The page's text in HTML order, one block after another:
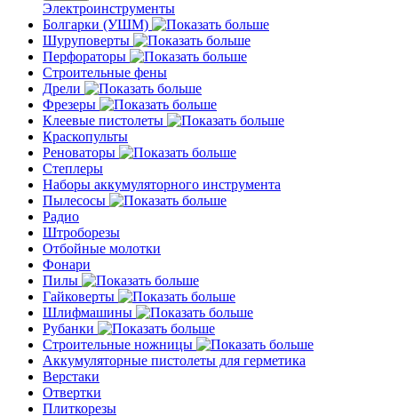
Электроинструменты
Болгарки (УШМ)
Шуруповерты
Перфораторы
Строительные фены
Дрели
Фрезеры
Клеевые пистолеты
Краскопульты
Реноваторы
Степлеры
Наборы аккумуляторного инструмента
Пылесосы
Радио
Штроборезы
Отбойные молотки
Фонари
Пилы
Гайковерты
Шлифмашины
Рубанки
Строительные ножницы
Аккумуляторные пистолеты для герметика
Верстаки
Отвертки
Плиткорезы